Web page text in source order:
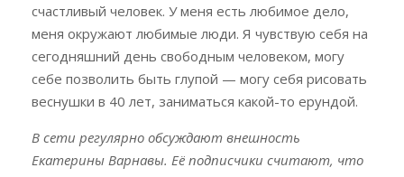
счастливый человек. У меня есть любимое дело,
меня окружают любимые люди. Я чувствую себя на
сегодняшний день свободным человеком, могу
себе позволить быть глупой — могу себя рисовать
веснушки в 40 лет, заниматься какой-то ерундой.
В сети регулярно обсуждают внешность
Екатерины Варнавы. Её подписчики считают, что